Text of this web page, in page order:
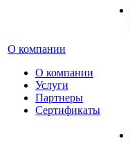
О компании
О компании
Услуги
Партнеры
Сертификаты